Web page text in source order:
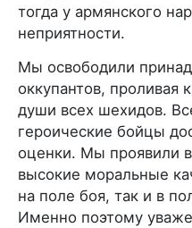
тогда у армянского
неприятности.
Мы освободили
оккупантов, проливая
души всех шехидов.
героические бойцы
оценки. Мы проявили
высокие моральные
на поле боя, так и в
Именно поэтому